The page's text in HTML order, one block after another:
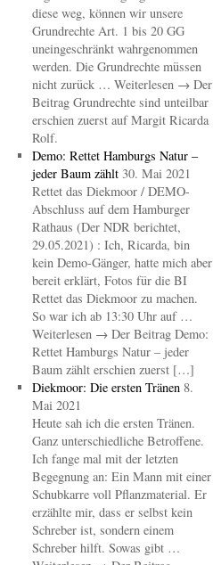
diese weg, können wir unsere
Grundrechte Art. 1 bis 20 GG
uneingeschränkt wahrgenommen
werden. Die Grundrechte müssen
nicht zurück … Weiterlesen → Der
Beitrag Grundrechte sind unteilbar
erschien zuerst auf Margit Ricarda
Rolf.
Demo: Rettet Hamburgs Natur –
jeder Baum zählt 30. Mai 2021
Rettet das Diekmoor / DEMO-
Abschluss auf dem Hamburger
Rathaus (Der NDR berichtet,
29.05.2021) : Ich, Ricarda, bin
kein Demo-Gänger, hatte mich aber
bereit erklärt, Fotos für die BI
Rettet das Diekmoor zu machen.
So war ich ab 13:30 Uhr auf …
Weiterlesen → Der Beitrag Demo:
Rettet Hamburgs Natur – jeder
Baum zählt erschien zuerst […]
Diekmoor: Die ersten Tränen 8.
Mai 2021
Heute sah ich die ersten Tränen.
Ganz unterschiedliche Betroffene.
Ich fange mal mit der letzten
Begegnung an: Ein Mann mit einer
Schubkarre voll Pflanzmaterial. Er
erzählte mir, dass er selbst kein
Schreber ist, sondern einem
Schreber hilft. Sowas gibt …